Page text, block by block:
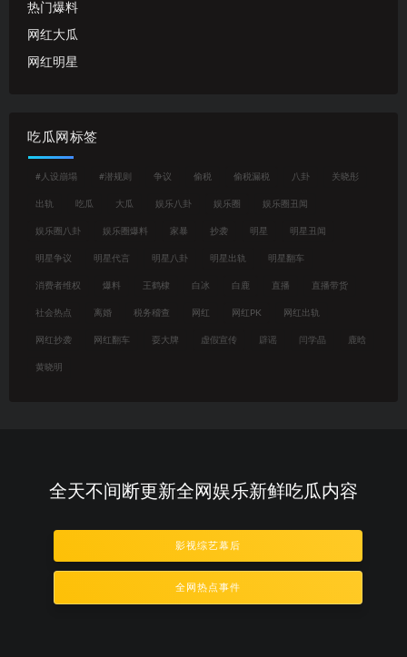
热门爆料
网红大瓜
网红明星
吃瓜网标签
#人设崩塌 #潜规则 争议 偷税 偷税漏税 八卦 关晓彤
出轨 吃瓜 大瓜 娱乐八卦 娱乐圈 娱乐圈丑闻
娱乐圈八卦 娱乐圈爆料 家暴 抄袭 明星 明星丑闻
明星争议 明星代言 明星八卦 明星出轨 明星翻车
消费者维权 爆料 王鹤棣 白冰 白鹿 直播 直播带货
社会热点 离婚 税务稽查 网红 网红PK 网红出轨
网红抄袭 网红翻车 耍大牌 虚假宣传 辟谣 闫学晶 鹿晗
黄晓明
全天不间断更新全网娱乐新鲜吃瓜内容
影视综艺幕后
全网热点事件